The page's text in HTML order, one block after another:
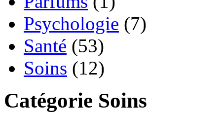
Psychologie (7)
Santé (53)
Soins (12)
Catégorie Soins